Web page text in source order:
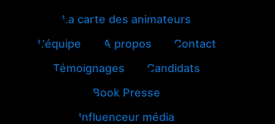
La carte des animateurs
L'équipe
A propos
Contact
Témoignages
Candidats
Book Presse
Influenceur média